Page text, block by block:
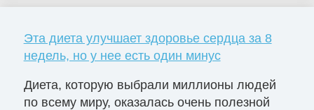
Эта диета улучшает здоровье сердца за 8
недель, но у нее есть один минус
Диета, которую выбрали миллионы людей
по всему миру, оказалась очень полезной